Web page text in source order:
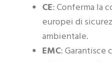
CE: Conferma la
europei di
ambientale.
EMC: Garantisce